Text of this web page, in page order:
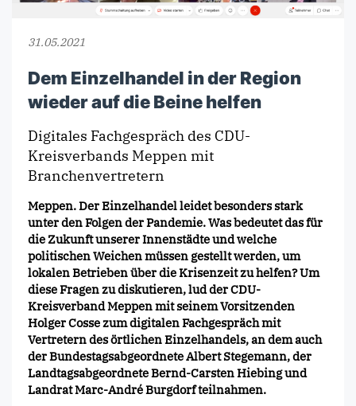
31.05.2021
Dem Einzelhandel in der Region
wieder auf die Beine helfen
Digitales Fachgespräch des CDU-
Kreisverbands Meppen mit
Branchenvertretern
Meppen. Der Einzelhandel leidet besonders stark
unter den Folgen der Pandemie. Was bedeutet das für
die Zukunft unserer Innenstädte und welche
politischen Weichen müssen gestellt werden, um
lokalen Betrieben über die Krisenzeit zu helfen? Um
diese Fragen zu diskutieren, lud der CDU-
Kreisverband Meppen mit seinem Vorsitzenden
Holger Cosse zum digitalen Fachgespräch mit
Vertretern des örtlichen Einzelhandels, an dem auch
der Bundestagsabgeordnete Albert Stegemann, der
Landtagsabgeordnete Bernd-Carsten Hiebing und
Landrat Marc-André Burgdorf teilnahmen.